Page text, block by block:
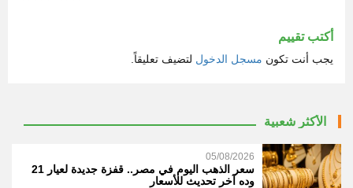
أكتب تقييم
يجب أنت تكون مسجل الدخول لتضيف تعليقاً.
الأكثر شعبية
05/08/2026
سعر الذهب اليوم في مصر.. قفزة جديدة لعيار 21
وده آخر تحديث للأسعار